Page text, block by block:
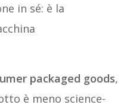
in sé: è la
packaged goods,
è meno science-